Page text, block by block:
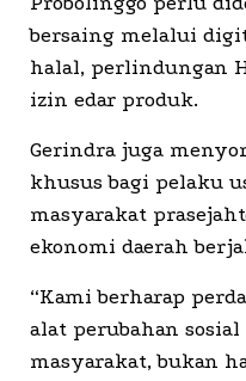
bersaing melalui
halal, perlindungan
izin edar produk.
Gerindra juga
khusus bagi pelaku
masyarakat
ekonomi daerah
“Kami berharap
alat perubahan
masyarakat, bukan